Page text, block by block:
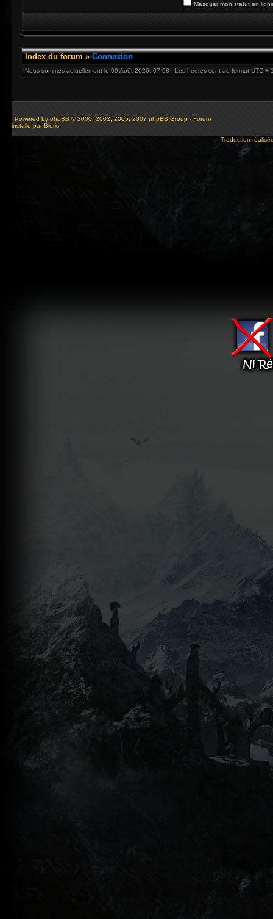
Masquer mon statut en
Index du forum » Connexion
Nous sommes actuellement le 09 Août 2026, 07:08 | Les heures sont au format UTC +
Powered by phpBB © 2000, 2002, 2005, 2007 phpBB Group - Forum
installé par Bioris.
Traduction